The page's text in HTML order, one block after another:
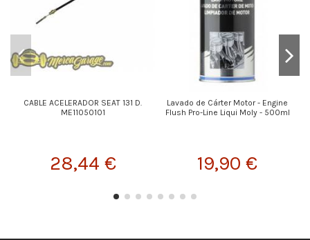
CABLE ACELERADOR SEAT 131 D.
ME11050101
28,44 €
Lavado de Cárter Motor - Engine
Flush Pro-Line Liqui Moly - 500ml
19,90 €